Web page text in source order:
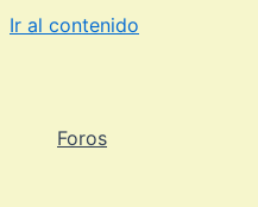
Ir al contenido
Foros